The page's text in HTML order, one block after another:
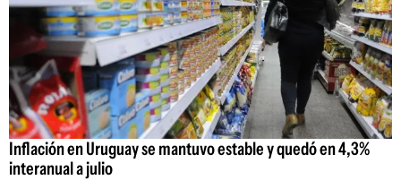
Inflación en Uruguay se mantuvo estable y quedó en 4,3%
interanual a julio